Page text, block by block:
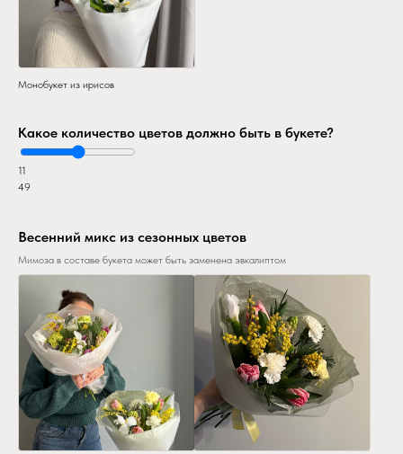
Монобукет из ирисов
Какое количество цветов должно быть в букете?
11
49
Весенний микс из сезонных цветов
Мимоза в составе букета может быть заменена эвкалиптом